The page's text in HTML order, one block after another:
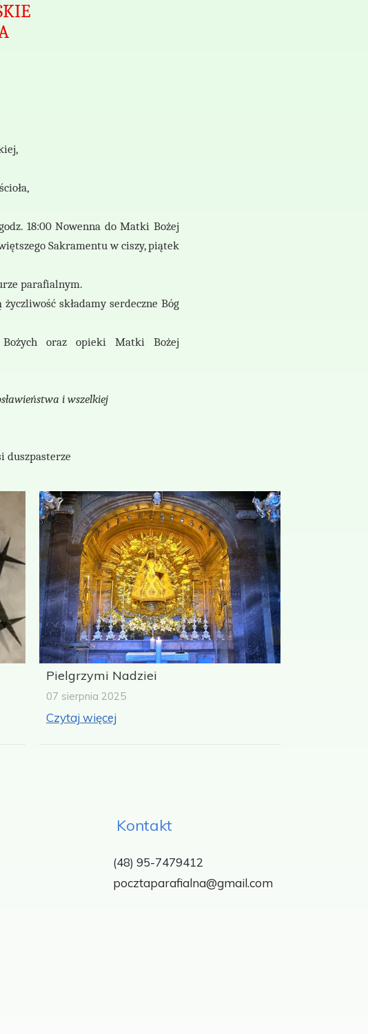
18:00 Nowenna do Matki Bożej
Sakramentu w ciszy, piątek
parafialnym.
składamy serdeczne Bóg
oraz opieki Matki Bożej
i wszelkiej
Pielgrzymi Nadziei
07 sierpnia 2025
Czytaj więcej
Kontakt
(48) 95-7479412
pocztaparafialna@gmail.com